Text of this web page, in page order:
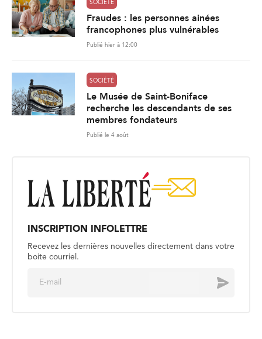
SOCIÉTÉ
Fraudes : les personnes ainées
francophones plus vulnérables
Publié hier à 12:00
SOCIÉTÉ
Le Musée de Saint-Boniface
recherche les descendants de ses
membres fondateurs
Publié le 4 août
INSCRIPTION INFOLETTRE
Recevez les dernières nouvelles directement dans votre
boite courriel.
Envoyer